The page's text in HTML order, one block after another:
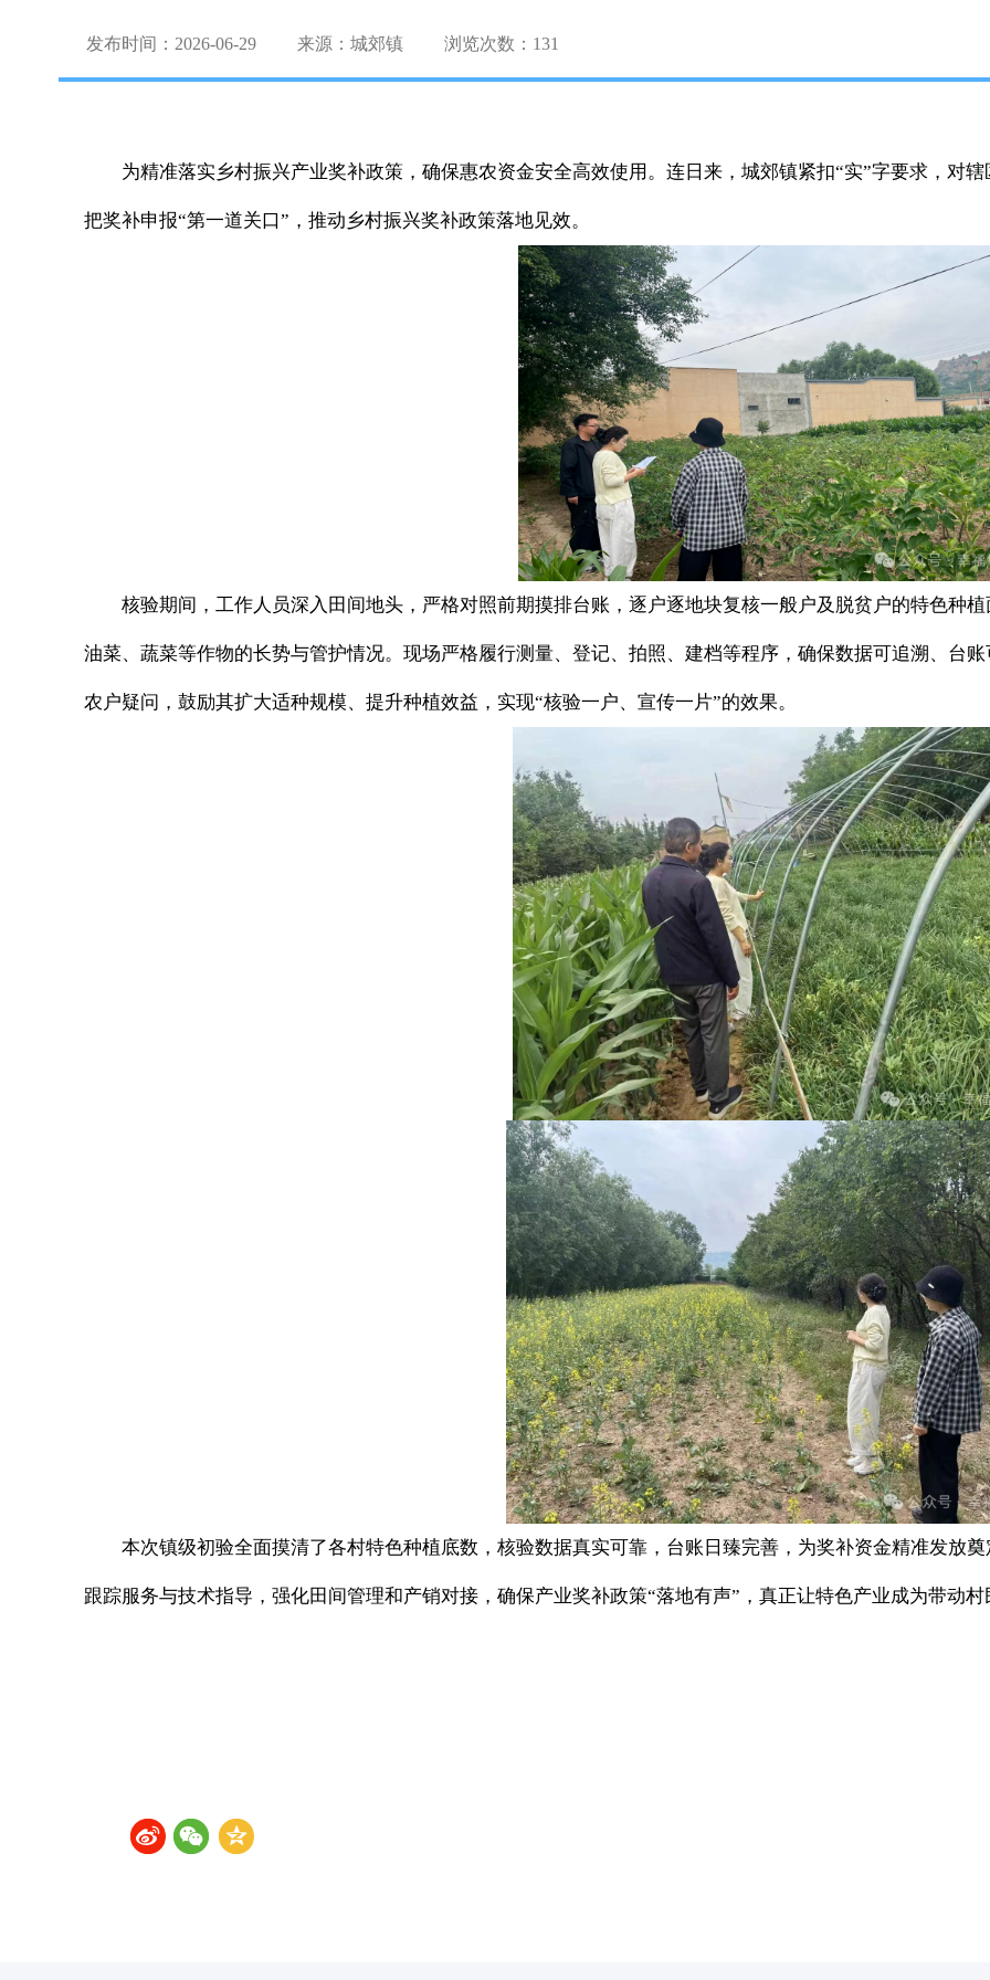
发布时间：2026-06-29 来源：城郊镇 浏览次数： 131
为精准落实乡村振兴产业奖补政策，确保惠农资金安全高效使用。连日来，城郊镇紧扣“实”字要求，对
把奖补申报“第一道关口”，推动乡村振兴奖补政策落地见效。
核验期间，工作人员深入田间地头，严格对照前期摸排台账，逐户逐地块复核一般户及脱贫户的特色种
油菜、蔬菜等作物的长势与管护情况。现场严格履行测量、登记、拍照、建档等程序，确保数据可追溯、台
农户疑问，鼓励其扩大适种规模、提升种植效益，实现“核验一户、宣传一片”的效果。
本次镇级初验全面摸清了各村特色种植底数，核验数据真实可靠，台账日臻完善，为奖补资金精准发放
跟踪服务与技术指导，强化田间管理和产销对接，确保产业奖补政策“落地有声”，真正让特色产业成为带动